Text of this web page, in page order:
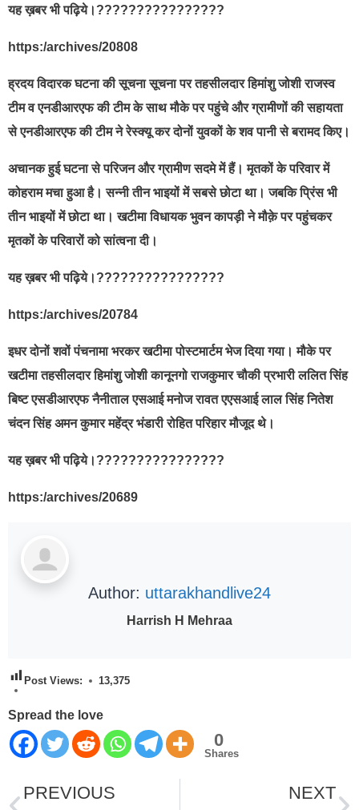
यह ख़बर भी पढ़िये।????????????????
https:/archives/20808
ह्रदय विदारक घटना की सूचना सूचना पर तहसीलदार हिमांशु जोशी राजस्व
टीम व एनडीआरएफ की टीम के साथ मौके पर पहुंचे और ग्रामीणों की सहायता
से एनडीआरएफ की टीम ने रेस्क्यू कर दोनों युवकों के शव पानी से बरामद किए।
अचानक हुई घटना से परिजन और ग्रामीण सदमे में हैं। मृतकों के परिवार में
कोहराम मचा हुआ है। सन्नी तीन भाइयों में सबसे छोटा था। जबकि प्रिंस भी
तीन भाइयों में छोटा था। खटीमा विधायक भुवन कापड़ी ने मौक़े पर पहुंचकर
मृतकों के परिवारों को सांत्वना दी।
यह ख़बर भी पढ़िये।????????????????
https:/archives/20784
इधर दोनों शवों पंचनामा भरकर खटीमा पोस्टमार्टम भेज दिया गया। मौके पर
खटीमा तहसीलदार हिमांशु जोशी कानूनगो राजकुमार चौकी प्रभारी ललित सिंह
बिष्ट एसडीआरएफ नैनीताल एसआई मनोज रावत एएसआई लाल सिंह नितेश
चंदन सिंह अमन कुमार महेंद्र भंडारी रोहित परिहार मौजूद थे।
यह ख़बर भी पढ़िये।????????????????
https:/archives/20689
Author: uttarakhandlive24
Harrish H Mehraa
Post Views: 13,375
Spread the love
0
Shares
PREVIOUS
NEXT